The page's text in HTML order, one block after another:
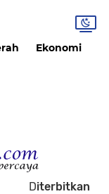
Ekonomi
iterbitkan